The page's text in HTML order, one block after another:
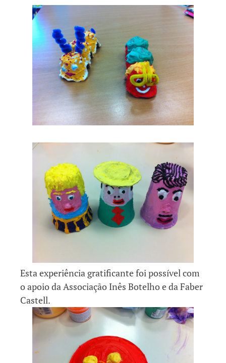
Esta experiência gratificante foi possível com
o apoio da Associação Inês Botelho e da Faber
Castell.